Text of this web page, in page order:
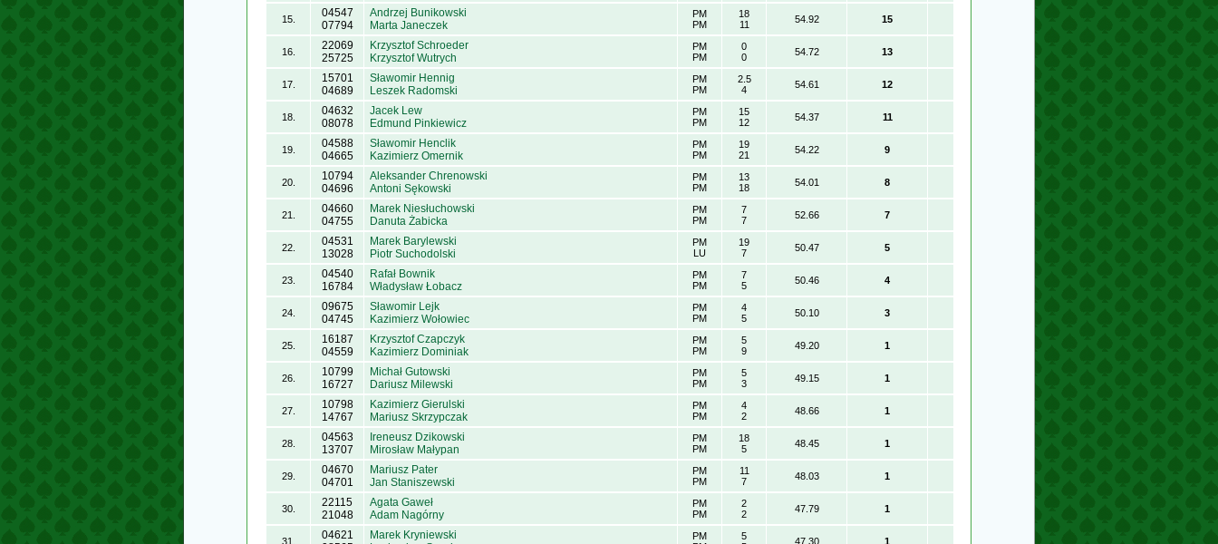
15.
04547
07794
Andrzej Bunikowski
Marta Janeczek
PM
PM
18
11
54.92 15
16.
22069
25725
Krzysztof Schroeder
Krzysztof Wutrych
PM
PM
0
0
54.72 13
17.
15701
04689
Sławomir Hennig
Leszek Radomski
PM
PM
2.5
4
54.61 12
18.
04632
08078
Jacek Lew
Edmund Pinkiewicz
PM
PM
15
12
54.37 11
19.
04588
04665
Sławomir Henclik
Kazimierz Omernik
PM
PM
19
21
54.22 9
20.
10794
04696
Aleksander Chrenowski
Antoni Sękowski
PM
PM
13
18
54.01 8
21.
04660
04755
Marek Niesłuchowski
Danuta Żabicka
PM
PM
7
7
52.66 7
22.
04531
13028
Marek Barylewski
Piotr Suchodolski
PM
LU
19
7
50.47 5
23.
04540
16784
Rafał Bownik
Władysław Łobacz
PM
PM
7
5
50.46 4
24.
09675
04745
Sławomir Lejk
Kazimierz Wołowiec
PM
PM
4
5
50.10 3
25.
16187
04559
Krzysztof Czapczyk
Kazimierz Dominiak
PM
PM
5
9
49.20 1
26.
10799
16727
Michał Gutowski
Dariusz Milewski
PM
PM
5
3
49.15 1
27.
10798
14767
Kazimierz Gierulski
Mariusz Skrzypczak
PM
PM
4
2
48.66 1
28.
04563
13707
Ireneusz Dzikowski
Mirosław Małypan
PM
PM
18
5
48.45 1
29.
04670
04701
Mariusz Pater
Jan Staniszewski
PM
PM
11
7
48.03 1
30.
22115
21048
Agata Gaweł
Adam Nagórny
PM
PM
2
2
47.79 1
31.
04621
Marek Kryniewski
PM
5
47.30 1